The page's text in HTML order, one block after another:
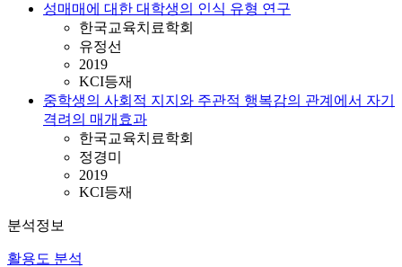
성매매에 대한 대학생의 인식 유형 연구
한국교육치료학회
유정선
2019
KCI등재
중학생의 사회적 지지와 주관적 행복감의 관계에서 자기
격려의 매개효과
한국교육치료학회
정경미
2019
KCI등재
분석정보
활용도 분석